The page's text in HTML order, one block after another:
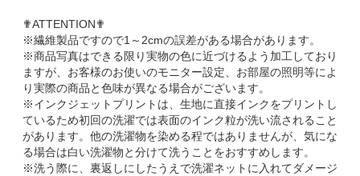
✟ATTENTION✟
※繊維製品ですので1～2cmの誤差がある場合があります。
※商品写真はできる限り実物の色に近づけるよう加工しており
ますが、お客様のお使いのモニター設定、お部屋の照明等によ
り実際の商品と色味が異なる場合がございます。
※インクジェットプリントは、生地に直接インクをプリントし
ているため初回の洗濯では表面のインク粒が洗い流されること
があります。他の洗濯物を染める程ではありませんが、気にな
る場合は白い洗濯物と分けて洗うことをおすすめします。
※洗う際に、裏返しにしたうえで洗濯ネットに入れてダメージ